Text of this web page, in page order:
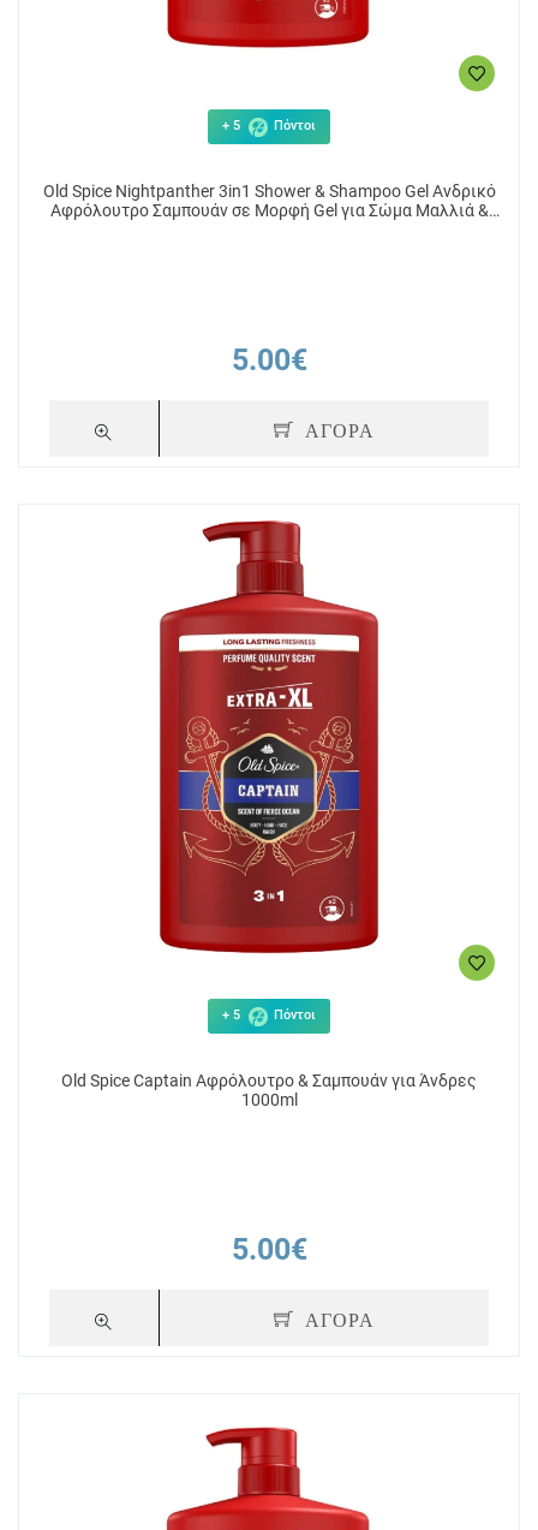
+ 5 Πόντοι
Old Spice Nightpanther 3in1 Shower & Shampoo Gel Ανδρικό
Αφρόλουτρο Σαμπουάν σε Μορφή Gel για Σώμα Μαλλιά &
5.00€
ΑΓΟΡΑ
+ 5 Πόντοι
Old Spice Captain Αφρόλουτρο & Σαμπουάν για Άνδρες
1000ml
5.00€
ΑΓΟΡΑ